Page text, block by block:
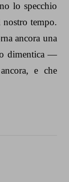
lo specchio
tempo.
ancora una
dimentica —
e che